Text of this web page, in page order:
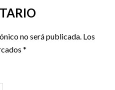
no será publicada. Los
*